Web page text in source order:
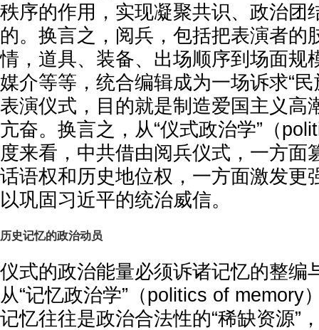
秩序的作用，实现凝聚共识、政治团
的。换言之，阅兵，包括把表演者的
情，道具、装备、出场顺序到场面规
媒介等等，统合编辑成为一场诉求“
表演仪式，目的就是制造爱国主义高
亢奋。换言之，从“仪式政治学”（
度来看，中共借由阅兵仪式，一方面
话语权和历史地位权，一方面激发更
以巩固习近平的统治威信。
历史记忆的政治动员
仪式的政治能量必须诉诸记忆的整编
从“记忆政治学”（politics of memory
记忆往往是政治合法性的“稀缺资源”